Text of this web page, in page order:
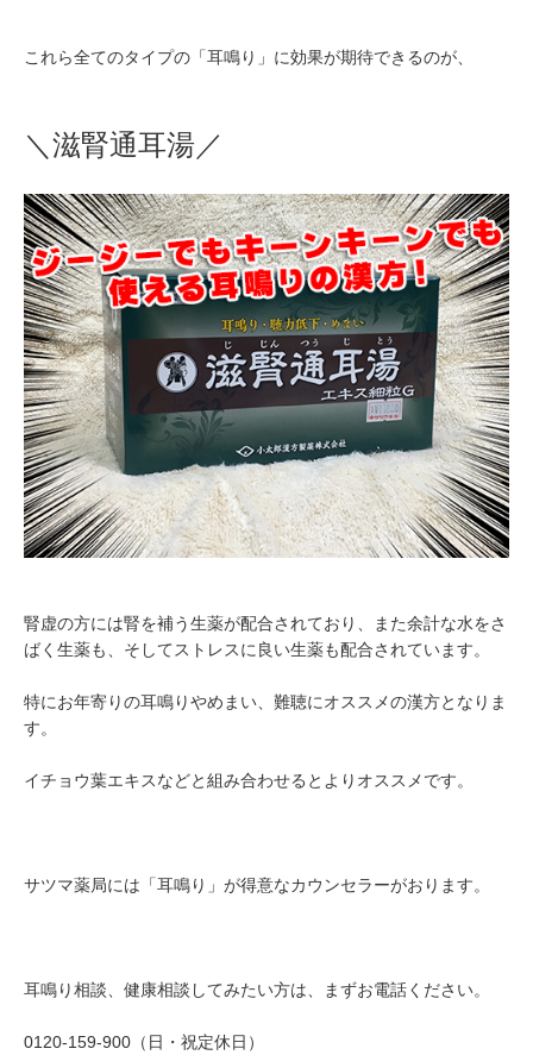
これら全てのタイプの「耳鳴り」に効果が期待できるのが、
＼滋腎通耳湯／
腎虚の方には腎を補う生薬が配合されており、また余計な水をさ
ばく生薬も、そしてストレスに良い生薬も配合されています。
特にお年寄りの耳鳴りやめまい、難聴にオススメの漢方となりま
す。
イチョウ葉エキスなどと組み合わせるとよりオススメです。
サツマ薬局には「耳鳴り」が得意なカウンセラーがおります。
耳鳴り相談、健康相談してみたい方は、まずお電話ください。
0120-159-900（日・祝定休日）